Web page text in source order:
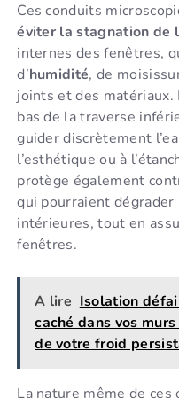
Ces conduits
éviter la stagnation de
internes des fenêtres,
d’humidité, de
joints et des
bas de la traverse
guider discrètement
l’esthétique ou à
protège également
qui pourraient
intérieures, tout en
fenêtres.
A lire Isolation
caché dans vos
de votre froid
La nature même de